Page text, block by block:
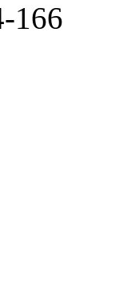
166